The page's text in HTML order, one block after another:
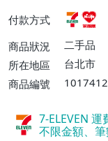
貨付款
付款方式
商品狀況
二手品
所在地區
台北市
商品編號
7-ELEVEN 運
不限金額、